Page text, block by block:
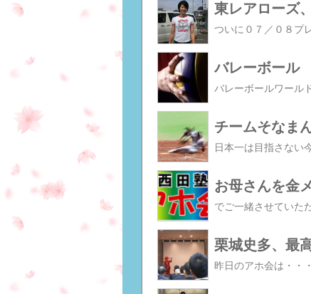
東レアローズ
バレーボール
チームそなま
お母さんを金
栗城史多、最